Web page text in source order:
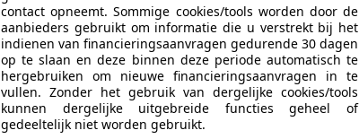
contact opneemt. Sommige cookies/tools worden door de
aanbieders gebruikt om informatie die u verstrekt bij het
indienen van financieringsaanvragen gedurende 30 dagen
op te slaan en deze binnen deze periode automatisch te
hergebruiken om nieuwe financieringsaanvragen in te
vullen. Zonder het gebruik van dergelijke cookies/tools
kunnen dergelijke uitgebreide functies geheel of
gedeeltelijk niet worden gebruikt.